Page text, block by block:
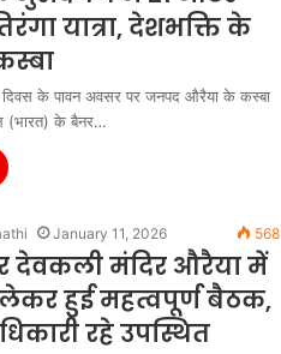
यात्रा, देशभक्ति के
के पावन अवसर पर जनपद औरैया के कस्बा
(भारत) के बैनर…
January 11, 2026 568
देवकली मंदिर औरैया में
लेकर हुई महत्वपूर्ण बैठक,
रहे उपस्थित